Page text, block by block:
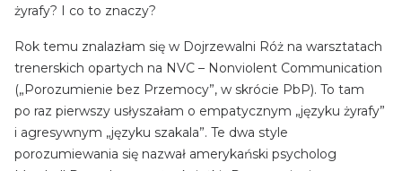
żyrafy? I co to znaczy?
Rok temu znalazłam się w Dojrzewalni Róż na warsztatach
trenerskich opartych na NVC – Nonviolent Communication
(„Porozumienie bez Przemocy”, w skrócie PbP). To tam
po raz pierwszy usłyszałam o empatycznym „języku żyrafy”
i agresywnym „języku szakala”. Te dwa style
porozumiewania się nazwał amerykański psycholog